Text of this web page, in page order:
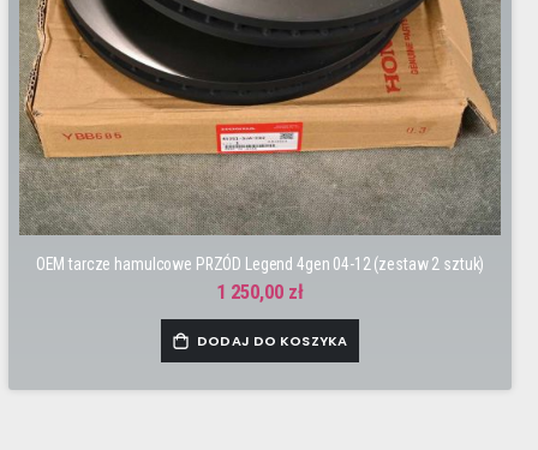
OEM tarcze hamulcowe PRZÓD Legend 4gen 04-12 (zestaw 2 sztuk)
1 250,00 zł
DODAJ DO KOSZYKA